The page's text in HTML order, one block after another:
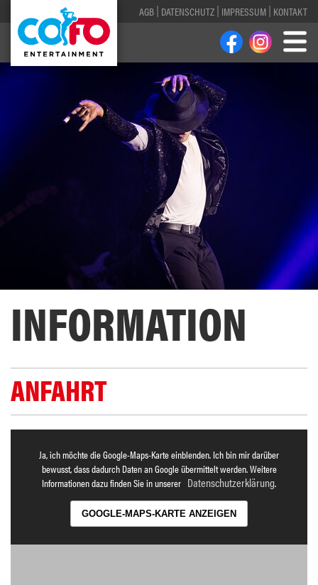
AGB DATENSCHUTZ IMPRESSUM KONTAKT
INFORMATION
ANFAHRT
Ja, ich möchte die Google-Maps-Karte einblenden. Ich bin mir darüber
bewusst, dass dadurch Daten an Google übermittelt werden. Weitere
Informationen dazu finden Sie in unserer Datenschutzerklärung.
GOOGLE-MAPS-KARTE ANZEIGEN